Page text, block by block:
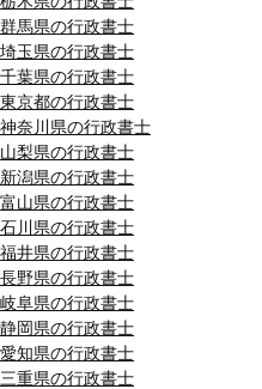
群馬県の行政書士
埼玉県の行政書士
千葉県の行政書士
東京都の行政書士
神奈川県の行政書士
山梨県の行政書士
新潟県の行政書士
富山県の行政書士
石川県の行政書士
福井県の行政書士
長野県の行政書士
岐阜県の行政書士
静岡県の行政書士
愛知県の行政書士
三重県の行政書士